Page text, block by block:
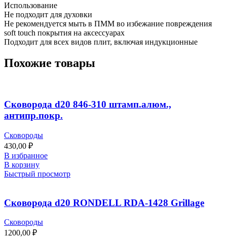
Использование
Не подходит для духовки
Не рекомендуется мыть в ПММ во избежание повреждения
soft touch покрытия на аксессуарах
Подходит для всех видов плит, включая индукционные
Похожие товары
Сковорода d20 846-310 штамп.алюм.,
антипр.покр.
Сковороды
430,00 ₽
В избранное
В корзину
Быстрый просмотр
Сковорода d20 RONDELL RDA-1428 Grillage
Сковороды
1200,00 ₽